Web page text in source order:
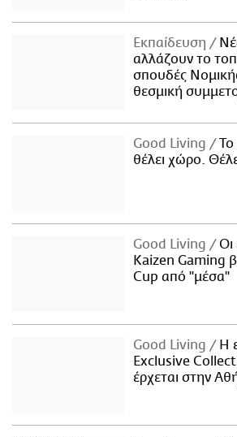
Εκπαίδευση
αλλάζουν το
σπουδές
θεσμική
Good Living
Το
θέλει χώρο.
Good Living
Οι
Kaizen Gaming
Cup από "μέσα"
Good Living
Η
Exclusive
έρχεται στην